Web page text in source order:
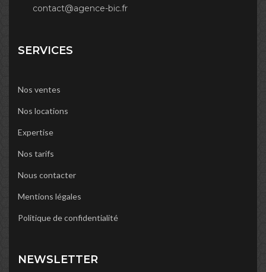
contact@agence-bic.fr
SERVICES
Nos ventes
Nos locations
Expertise
Nos tarifs
Nous contacter
Mentions légales
Politique de confidentialité
NEWSLETTER